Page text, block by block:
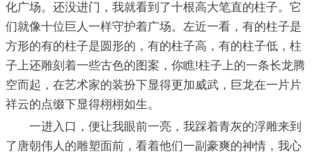
化广场。还没进门，我就看到了十根高大笔直的柱子。它
们就像十位巨人一样守护着广场。左近一看，有的柱子是
方形的有的柱子是圆形的，有的柱子高，有的柱子低，柱
子上还雕刻着一些古色的图案，你瞧!柱子上的一条长龙腾
空而起，在艺术家的装扮下显得更加威武，巨龙在一片片
祥云的点缀下显得栩栩如生。
一进入口，便让我眼前一亮，我踩着青灰的浮雕来到
了唐朝伟人的雕塑面前，看着他们一副豪爽的神情，我心